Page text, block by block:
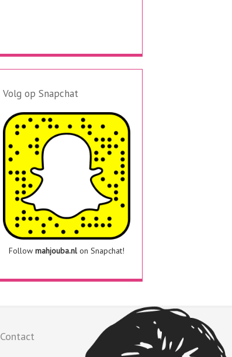
Volg op Snapchat
Follow mahjouba.nlon Snapchat!
Contact